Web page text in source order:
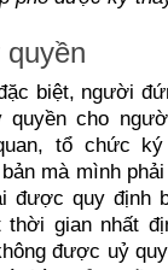
biệt, người
cho
tổ chức ký
mà mình
được quy định
thời gian nhất
được uỷ